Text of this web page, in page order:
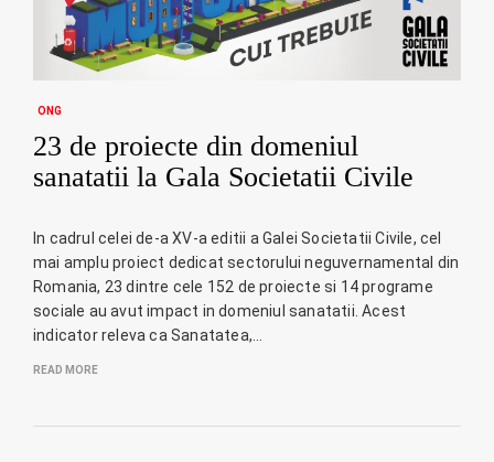
ONG
23 de proiecte din domeniul
sanatatii la Gala Societatii Civile
In cadrul celei de-a XV-a editii a Galei Societatii Civile, cel
mai amplu proiect dedicat sectorului neguvernamental din
Romania, 23 dintre cele 152 de proiecte si 14 programe
sociale au avut impact in domeniul sanatatii. Acest
indicator releva ca Sanatatea,…
READ MORE